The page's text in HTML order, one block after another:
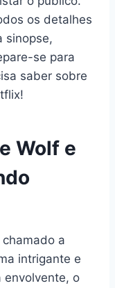
os detalhes
sinopse,
se para
saber sobre
Wolf e
a
intrigante e
envolvente, o